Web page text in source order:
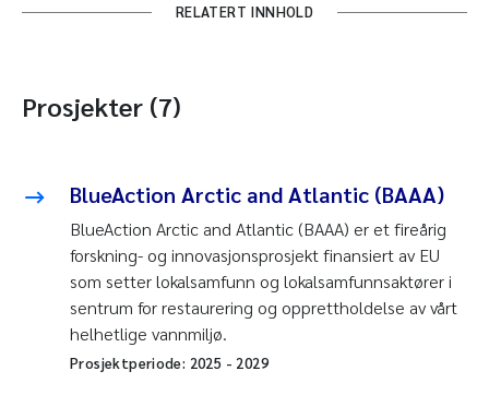
RELATERT INNHOLD
Prosjekter (7)
BlueAction Arctic and Atlantic (BAAA)
BlueAction Arctic and Atlantic (BAAA) er et fireårig
forskning- og innovasjonsprosjekt finansiert av EU
som setter lokalsamfunn og lokalsamfunnsaktører i
sentrum for restaurering og opprettholdelse av vårt
helhetlige vannmiljø.
Prosjektperiode: 2025 - 2029